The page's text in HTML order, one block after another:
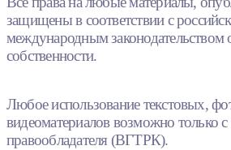
защищены в соответствии с
международным законодательством
собственности.
Любое использование текстовых,
видеоматериалов возможно только с
правообладателя (ВГТРК).